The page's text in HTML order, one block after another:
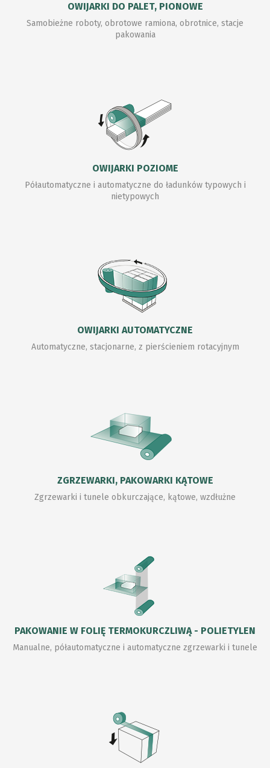
OWIJARKI DO PALET, PIONOWE
Samobieżne roboty, obrotowe ramiona, obrotnice, stacje
pakowania
OWIJARKI POZIOME
Półautomatyczne i automatyczne do ładunków typowych i
nietypowych
OWIJARKI AUTOMATYCZNE
Automatyczne, stacjonarne, z pierścieniem rotacyjnym
ZGRZEWARKI, PAKOWARKI KĄTOWE
Zgrzewarki i tunele obkurczające, kątowe, wzdłużne
PAKOWANIE W FOLIĘ TERMOKURCZLIWĄ - POLIETYLEN
Manualne, półautomatyczne i automatyczne zgrzewarki i tunele